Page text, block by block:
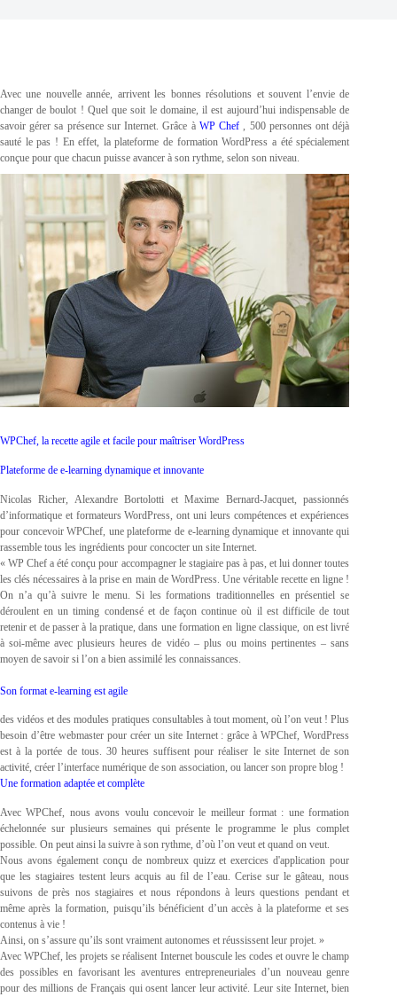
Avec une nouvelle année, arrivent les bonnes résolutions et souvent l’envie de
changer de boulot ! Quel que soit le domaine, il est aujourd’hui indispensable de
savoir gérer sa présence sur Internet. Grâce à WP Chef , 500 personnes ont déjà
sauté le pas ! En effet, la plateforme de formation WordPress a été spécialement
conçue pour que chacun puisse avancer à son rythme, selon son niveau.
WPChef, la recette agile et facile pour maîtriser WordPress
Plateforme de e-learning dynamique et innovante
Nicolas Richer, Alexandre Bortolotti et Maxime Bernard-Jacquet, passionnés
d’informatique et formateurs WordPress, ont uni leurs compétences et expériences
pour concevoir WPChef, une plateforme de e-learning dynamique et innovante qui
rassemble tous les ingrédients pour concocter un site Internet.
« WP Chef a été conçu pour accompagner le stagiaire pas à pas, et lui donner toutes
les clés nécessaires à la prise en main de WordPress. Une véritable recette en ligne !
On n’a qu’à suivre le menu. Si les formations traditionnelles en présentiel se
déroulent en un timing condensé et de façon continue où il est difficile de tout
retenir et de passer à la pratique, dans une formation en ligne classique, on est livré
à soi-même avec plusieurs heures de vidéo – plus ou moins pertinentes – sans
moyen de savoir si l’on a bien assimilé les connaissances.
Son format e-learning est agile
des vidéos et des modules pratiques consultables à tout moment, où l’on veut ! Plus
besoin d’être webmaster pour créer un site Internet : grâce à WPChef, WordPress
est à la portée de tous. 30 heures suffisent pour réaliser le site Internet de son
activité, créer l’interface numérique de son association, ou lancer son propre blog !
Une formation adaptée et complète
Avec WPChef, nous avons voulu concevoir le meilleur format : une formation
échelonnée sur plusieurs semaines qui présente le programme le plus complet
possible. On peut ainsi la suivre à son rythme, d’où l’on veut et quand on veut.
Nous avons également conçu de nombreux quizz et exercices d'application pour
que les stagiaires testent leurs acquis au fil de l’eau. Cerise sur le gâteau, nous
suivons de près nos stagiaires et nous répondons à leurs questions pendant et
même après la formation, puisqu’ils bénéficient d’un accès à la plateforme et ses
contenus à vie !
Ainsi, on s’assure qu’ils sont vraiment autonomes et réussissent leur projet. »
Avec WPChef, les projets se réalisent Internet bouscule les codes et ouvre le champ
des possibles en favorisant les aventures entrepreneuriales d’un nouveau genre
pour des millions de Français qui osent lancer leur activité. Leur site Internet, bien